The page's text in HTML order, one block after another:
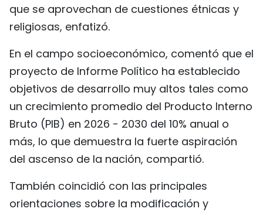
que se aprovechan de cuestiones étnicas y
religiosas, enfatizó.
En el campo socioeconómico, comentó que el
proyecto de Informe Político ha establecido
objetivos de desarrollo muy altos tales como
un crecimiento promedio del Producto Interno
Bruto (PIB) en 2026 - 2030 del 10% anual o
más, lo que demuestra la fuerte aspiración
del ascenso de la nación, compartió.
También coincidió con las principales
orientaciones sobre la modificación y